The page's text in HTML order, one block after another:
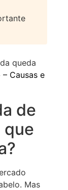
queda
Causas e
de
que
Mas